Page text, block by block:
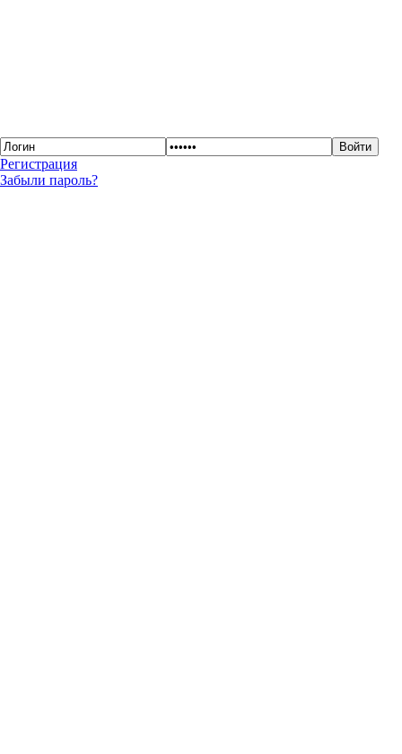
Регистрация
Забыли пароль?